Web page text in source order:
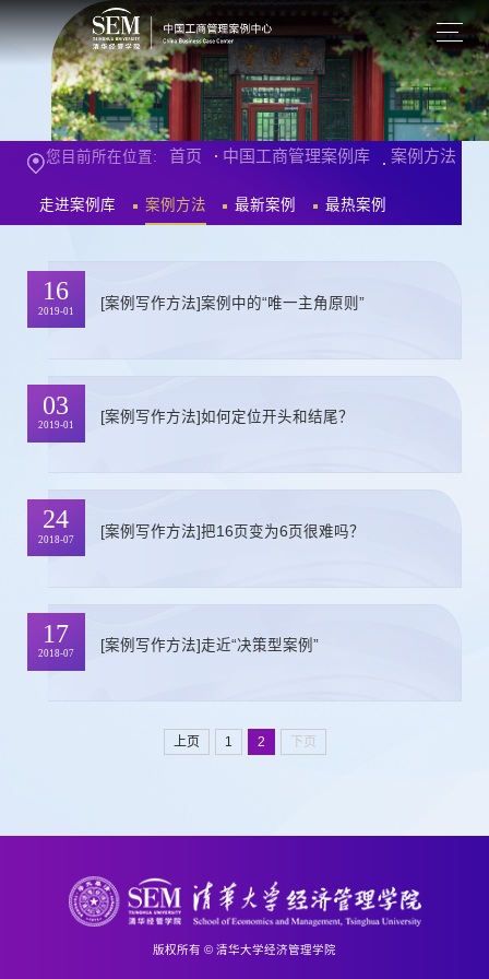
您目前所在位置: 首页 中国工商管理案例库 案例方法
走进案例库 案例方法 最新案例 最热案例
16
2019-01
[案例写作方法]案例中的“唯一主角原则”
03
2019-01
[案例写作方法]如何定位开头和结尾？
24
2018-07
[案例写作方法]把16页变为6页很难吗？
17
2018-07
[案例写作方法]走近“决策型案例”
上页 1 2 下页
版权所有 © 清华大学经济管理学院